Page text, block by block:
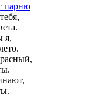
парню
я,